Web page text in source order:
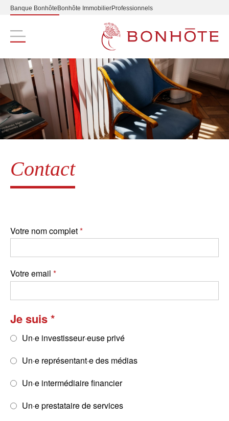
Banque Bonhôte Bonhôte ImmobilierProfessionnels
Navigation principale
Contact
Votre nom complet
Votre email
Je suis
Un·e investisseur·euse privé
Un·e représentant·e des médias
Un·e intermédiaire financier
Un·e prestataire de services